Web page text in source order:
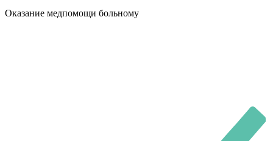
Оказание медпомощи больному